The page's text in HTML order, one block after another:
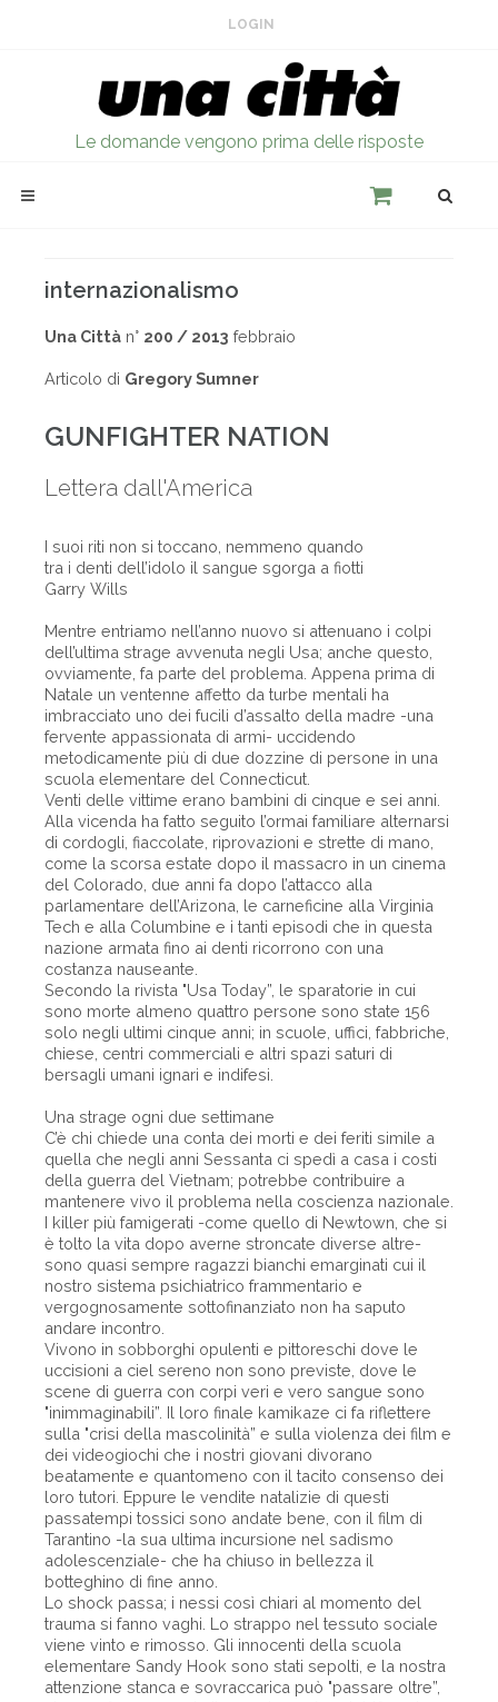
LOGIN
Le domande vengono prima delle risposte
internazionalismo
Una Città n° 200 / 2013 febbraio
Articolo di Gregory Sumner
GUNFIGHTER NATION
Lettera dall'America
I suoi riti non si toccano, nemmeno quando
tra i denti dell’idolo il sangue sgorga a fiotti
Garry Wills
Mentre entriamo nell’anno nuovo si attenuano i colpi
dell’ultima strage avvenuta negli Usa; anche questo,
ovviamente, fa parte del problema. Appena prima di
Natale un ventenne affetto da turbe mentali ha
imbracciato uno dei fucili d’assalto della madre -una
fervente appassionata di armi- uccidendo
metodicamente più di due dozzine di persone in una
scuola elementare del Connecticut.
Venti delle vittime erano bambini di cinque e sei anni.
Alla vicenda ha fatto seguito l’ormai familiare alternarsi
di cordogli, fiaccolate, riprovazioni e strette di mano,
come la scorsa estate dopo il massacro in un cinema
del Colorado, due anni fa dopo l’attacco alla
parlamentare dell’Arizona, le carneficine alla Virginia
Tech e alla Columbine e i tanti episodi che in questa
nazione armata fino ai denti ricorrono con una
costanza nauseante.
Secondo la rivista "Usa Today”, le sparatorie in cui
sono morte almeno quattro persone sono state 156
solo negli ultimi cinque anni; in scuole, uffici, fabbriche,
chiese, centri commerciali e altri spazi saturi di
bersagli umani ignari e indifesi.
Una strage ogni due settimane
C’è chi chiede una conta dei morti e dei feriti simile a
quella che negli anni Sessanta ci spedì a casa i costi
della guerra del Vietnam; potrebbe contribuire a
mantenere vivo il problema nella coscienza nazionale.
I killer più famigerati -come quello di Newtown, che si
è tolto la vita dopo averne stroncate diverse altre-
sono quasi sempre ragazzi bianchi emarginati cui il
nostro sistema psichiatrico frammentario e
vergognosamente sottofinanziato non ha saputo
andare incontro.
Vivono in sobborghi opulenti e pittoreschi dove le
uccisioni a ciel sereno non sono previste, dove le
scene di guerra con corpi veri e vero sangue sono
"inimmaginabili”. Il loro finale kamikaze ci fa riflettere
sulla "crisi della mascolinità” e sulla violenza dei film e
dei videogiochi che i nostri giovani divorano
beatamente e quantomeno con il tacito consenso dei
loro tutori. Eppure le vendite natalizie di questi
passatempi tossici sono andate bene, con il film di
Tarantino -la sua ultima incursione nel sadismo
adolescenziale- che ha chiuso in bellezza il
botteghino di fine anno.
Lo shock passa; i nessi così chiari al momento del
trauma si fanno vaghi. Lo strappo nel tessuto sociale
viene vinto e rimosso. Gli innocenti della scuola
elementare Sandy Hook sono stati sepolti, e la nostra
attenzione stanca e sovraccarica può "passare oltre”,